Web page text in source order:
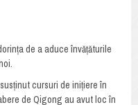
de a aduce învățăturile
cursuri de inițiere în
de Qigong au avut loc în